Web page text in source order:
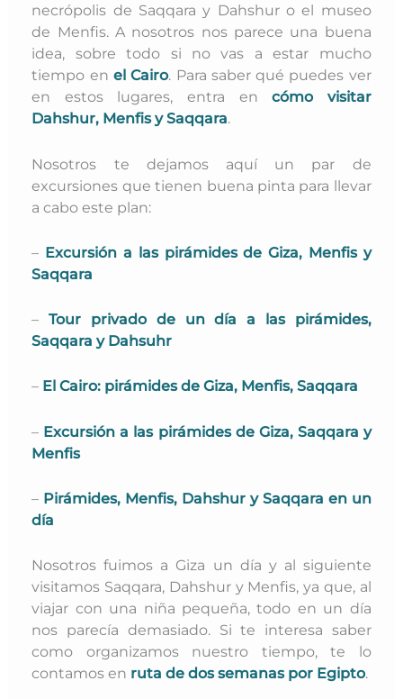
necrópolis de Saqqara y Dahshur o el museo
de Menfis. A nosotros nos parece una buena
idea, sobre todo si no vas a estar mucho
tiempo en el Cairo. Para saber qué puedes ver
en estos lugares, entra encómo visitar
Dahshur, Menfis y Saqqara.
Nosotros te dejamos aquí un par de
excursiones que tienen buena pinta para llevar
a cabo este plan:
– Excursión a las pirámides de Giza, Menfis y
Saqqara
–Tour privado de un día a las pirámides,
Saqqara y Dahsuhr
– El Cairo: pirámides de Giza, Menfis, Saqqara
– Excursión a las pirámides de Giza, Saqqara y
Menfis
– Pirámides, Menfis, Dahshur y Saqqara en un
día
Nosotros fuimos a Giza un día y al siguiente
visitamos Saqqara, Dahshur y Menfis, ya que, al
viajar con una niña pequeña, todo en un día
nos parecía demasiado. Si te interesa saber
como organizamos nuestro tiempo, te lo
contamos en ruta de dos semanas por Egipto.